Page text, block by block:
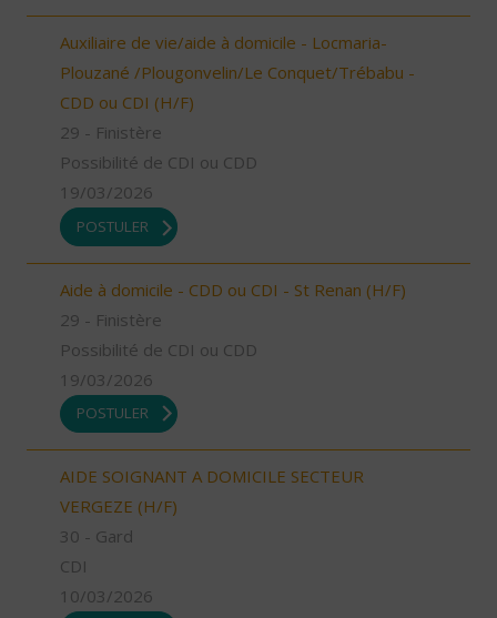
Auxiliaire de vie/aide à domicile - Locmaria-
Plouzané /Plougonvelin/Le Conquet/Trébabu -
CDD ou CDI (H/F)
29 - Finistère
Possibilité de CDI ou CDD
19/03/2026
POSTULER
Aide à domicile - CDD ou CDI - St Renan (H/F)
29 - Finistère
Possibilité de CDI ou CDD
19/03/2026
POSTULER
AIDE SOIGNANT A DOMICILE SECTEUR
VERGEZE (H/F)
30 - Gard
CDI
10/03/2026